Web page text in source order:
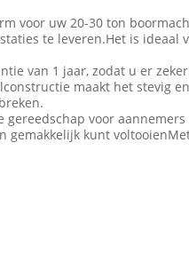
voor uw 20-30 ton
te leveren.Het is
van 1 jaar, zodat u er
maakt het stevig
gereedschap voor
gemakkelijk kunt